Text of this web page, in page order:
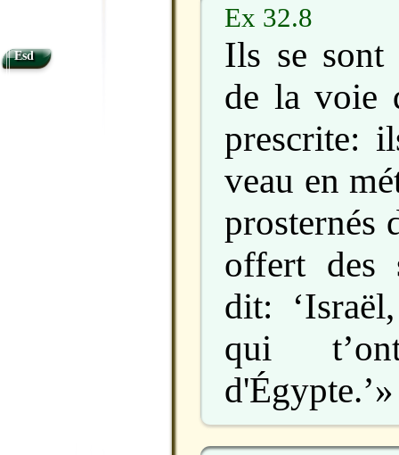
Ex 32.8
Ils se sont
de la voie
prescrite:
veau en
prosternés
offert des
dit:
qui
d'Égypte.’»
Esd